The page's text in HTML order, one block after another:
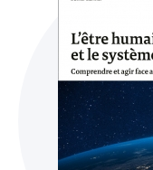
the
images
gallery